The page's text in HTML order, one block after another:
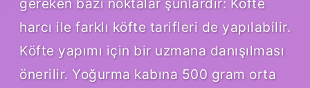
harcı ile farklı köfte tarifleri de yapılabilir.
Köfte yapımı için bir uzmana danışılması
önerilir. Yoğurma kabına 500 gram orta